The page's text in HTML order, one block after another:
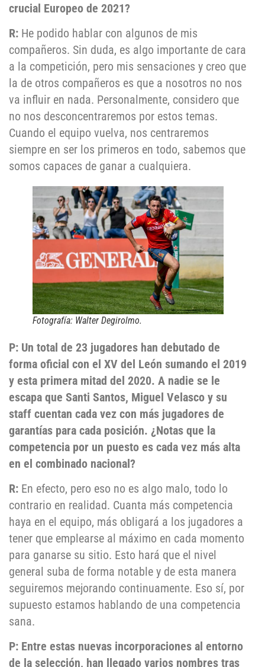
crucial Europeo de 2021?
R: He podido hablar con algunos de mis
compañeros. Sin duda, es algo importante de cara
a la competición, pero mis sensaciones y creo que
la de otros compañeros es que a nosotros no nos
va influir en nada. Personalmente, considero que
no nos desconcentraremos por estos temas.
Cuando el equipo vuelva, nos centraremos
siempre en ser los primeros en todo, sabemos que
somos capaces de ganar a cualquiera.
Fotografía: Walter Degirolmo.
P: Un total de 23 jugadores han debutado de
forma oficial con el XV del León sumando el 2019
y esta primera mitad del 2020. A nadie se le
escapa que Santi Santos, Miguel Velasco y su
staff cuentan cada vez con más jugadores de
garantías para cada posición. ¿Notas que la
competencia por un puesto es cada vez más alta
en el combinado nacional?
R: En efecto, pero eso no es algo malo, todo lo
contrario en realidad. Cuanta más competencia
haya en el equipo, más obligará a los jugadores a
tener que emplearse al máximo en cada momento
para ganarse su sitio. Esto hará que el nivel
general suba de forma notable y de esta manera
seguiremos mejorando continuamente. Eso sí, por
supuesto estamos hablando de una competencia
sana.
P: Entre estas nuevas incorporaciones al entorno
de la selección, han llegado varios nombres tras